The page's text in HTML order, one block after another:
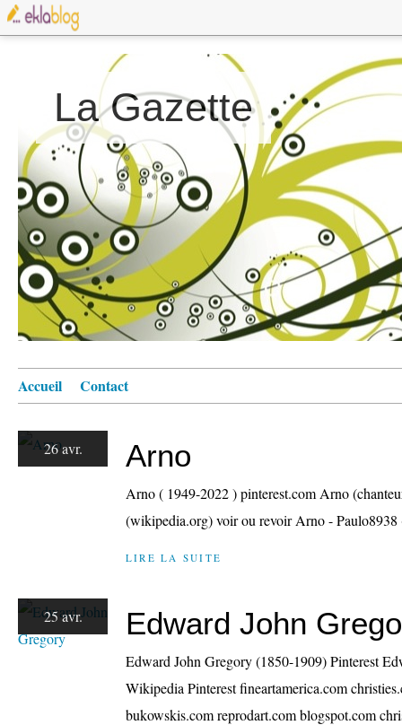
La Gazette
Accueil Contact
26 avr. Arno
Arno ( 1949-2022 ) pinterest.com Arno
(wikipedia.org) voir ou revoir Arno - Paulo8938
LIRE LA SUITE
25 avr. Edward John
Edward John Gregory (1850-1909) Pinterest
Wikipedia Pinterest fineartamerica.com
bukowskis.com reprodart.com blogspot.com